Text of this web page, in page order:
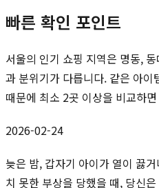
빠른 확인 포인트
서울의 인기 쇼핑 지역은 명동,
과 분위기가 다릅니다. 같은 아
때문에 최소 2곳 이상을 비교하
2026-02-24
늦은 밤, 갑자기 아이가 열이 끓
치 못한 부상을 당했을 때, 당신